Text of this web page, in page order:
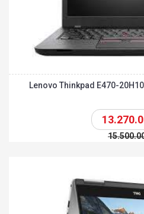
Lenovo Thinkpad E470-